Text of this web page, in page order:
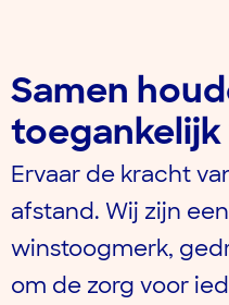
Samen
Ervaar de kracht
afstand. Wij zijn
winstoogmerk,
om de zorg voor